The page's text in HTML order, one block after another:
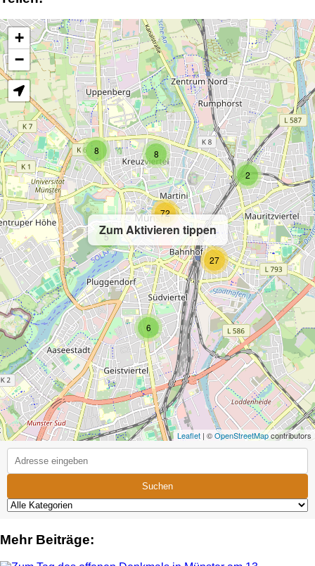
Zum Aktivieren tippen
2
8
6
8
27
5
72
+
−
Leaflet | ©OpenStreetMapcontributors
Suchen
Mehr Beiträge: